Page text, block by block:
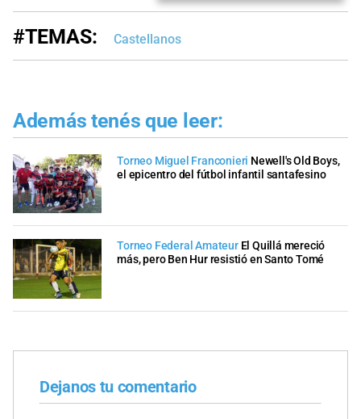
#TEMAS: Castellanos
Además tenés que leer:
Torneo Miguel Franconieri Newell's Old Boys,
el epicentro del fútbol infantil santafesino
Torneo Federal Amateur El Quillá mereció
más, pero Ben Hur resistió en Santo Tomé
Dejanos tu comentario